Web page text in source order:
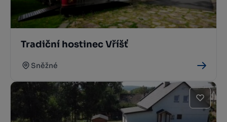
Tradiční hostinec Vříšť
Sněžné